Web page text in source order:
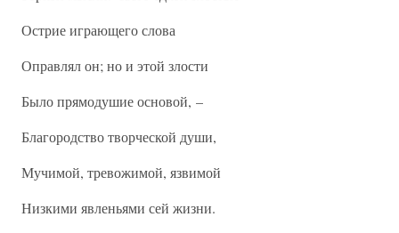
Острие играющего слова
Оправлял он; но и этой злости
Было прямодушие основой, –
Благородство творческой души,
Мучимой, тревожимой, язвимой
Низкими явленьями сей жизни.